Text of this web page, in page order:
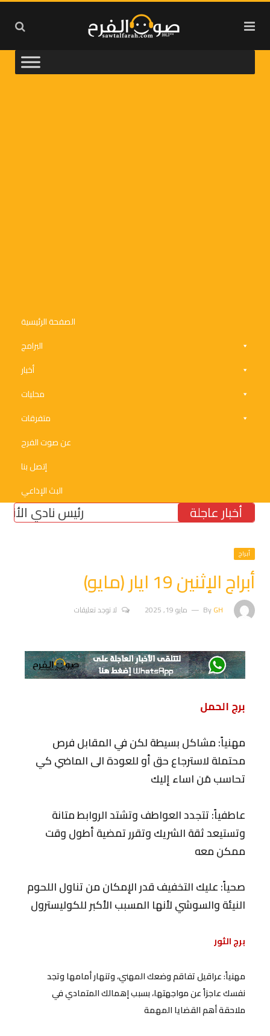
الصفحة الرئيسية
البرامج
أخبار
محليات
متفرقات
عن صوت الفرح
إتصل بنا
البث الإذاعي
أخبار عاجلة رئيس نادي الأنصار
أبراج
أبراج الإثنين 19 ايار (مايو)
ByGH مايو 19, 2025 لا توجد تعليقات
برج الحمل
مهنياً: مشاكل بسيطة لكن في المقابل فرص
محتملة لاسترجاع حق أو للعودة الى الماضي كي
تحاسب مَن اساء إليك
عاطفياً: تتجدد العواطف وتشتد الروابط متانة
وتستيعد ثقة الشريك وتقرر تمضية أطول وقت
ممكن معه
صحياً: عليك التخفيف قدر الإمكان من تناول اللحوم
النيئة والسوشي لأنها المسبب الأكبر للكوليسترول
برج الثور
مهنياً: عراقيل تفاقم وضعك المهني، وتنهار أمامها وتجد
نفسك عاجزاً عن مواجهتها، بسبب إهمالك المتمادي في
ملاحقة أهم القضايا المهمة